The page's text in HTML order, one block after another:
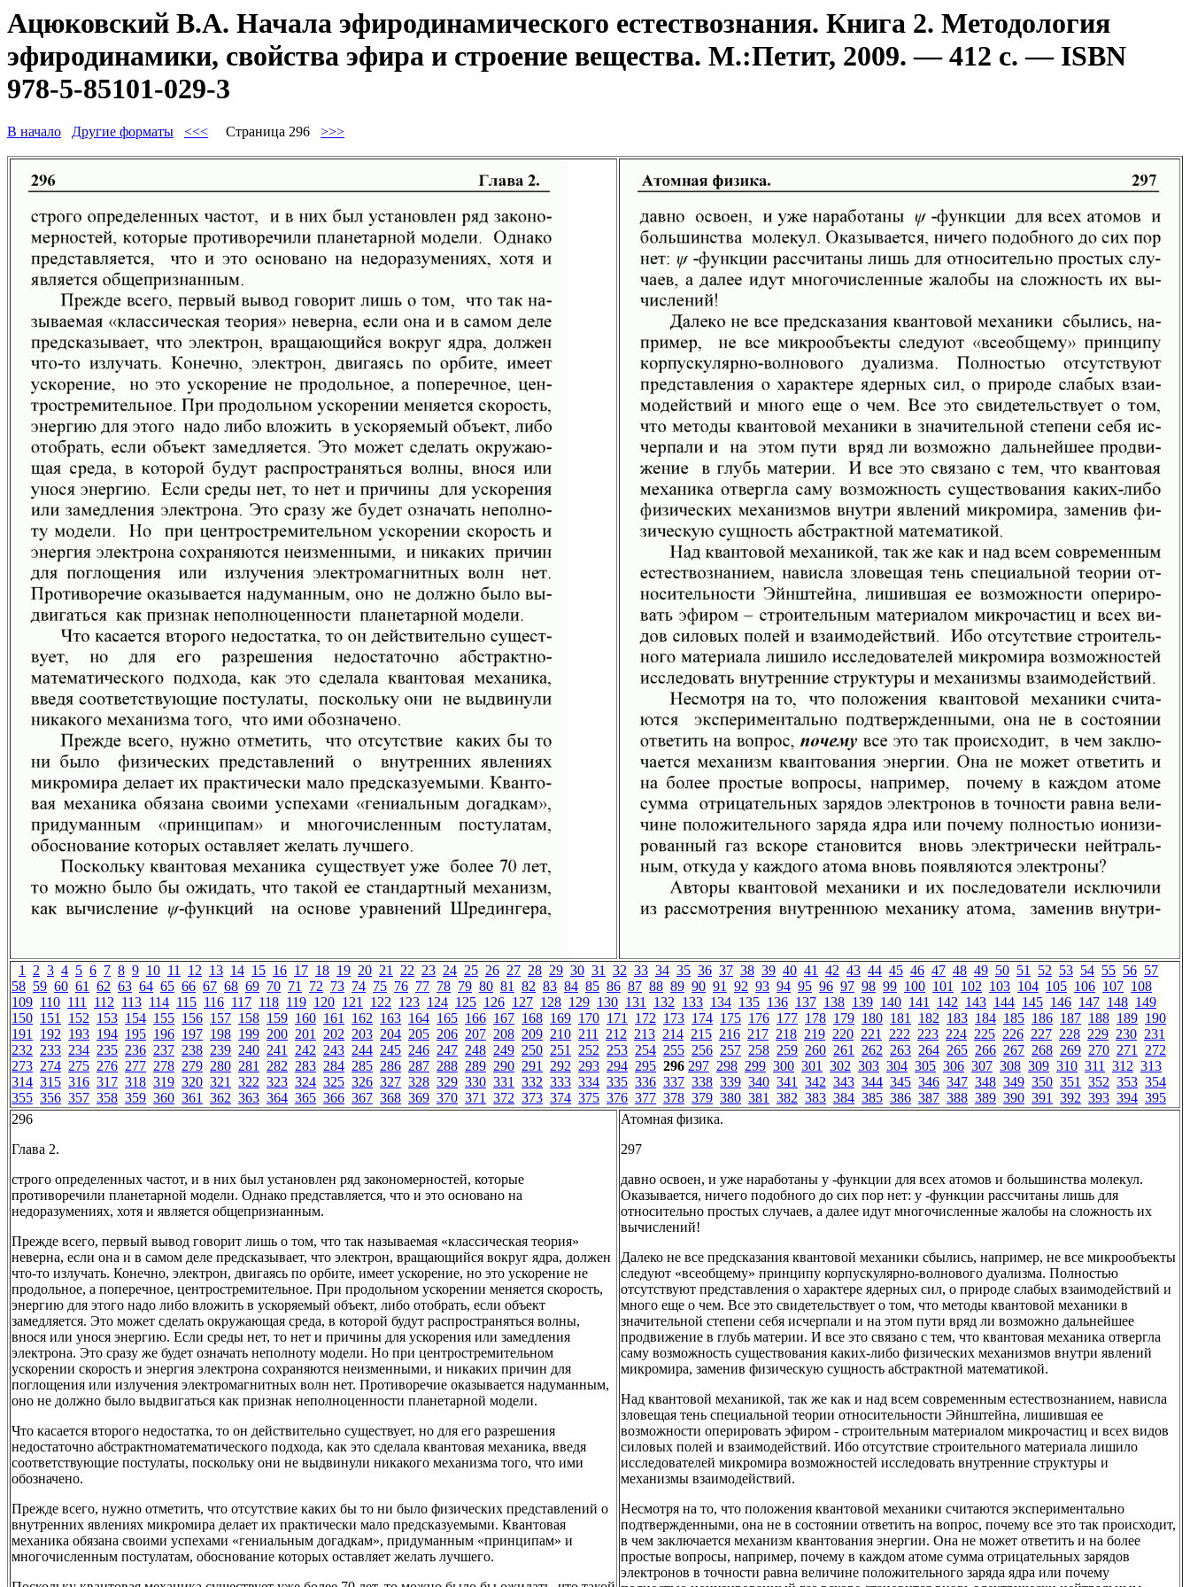
Ацюковский В.А. Начала эфиродинамического естествознания. Книга 2. Методология
эфиродинамики, свойства эфира и строение вещества. М.:Петит, 2009. — 412 с. — ISBN
978-5-85101-029-3
В начало Другие форматы <<< Страница 296 >>>
1 2 3 4 5 6 7 8 9 10 11 12 13 14 15 16 17 18 19 20 21 22 23 24 25 26 27 28 29 30 31 32 33 34 35 36 37 38 39 40 41 42 43 44 45 46 47 48 49 50 51 52 53 54 55 56 57
58 59 60 61 62 63 64 65 66 67 68 69 70 71 72 73 74 75 76 77 78 79 80 81 82 83 84 85 86 87 88 89 90 91 92 93 94 95 96 97 98 99 100 101 102 103 104 105 106 107 108
109 110 111 112 113 114 115 116 117 118 119 120 121 122 123 124 125 126 127 128 129 130 131 132 133 134 135 136 137 138 139 140 141 142 143 144 145 146 147 148 149
150 151 152 153 154 155 156 157 158 159 160 161 162 163 164 165 166 167 168 169 170 171 172 173 174 175 176 177 178 179 180 181 182 183 184 185 186 187 188 189 190
191 192 193 194 195 196 197 198 199 200 201 202 203 204 205 206 207 208 209 210 211 212 213 214 215 216 217 218 219 220 221 222 223 224 225 226 227 228 229 230 231
232 233 234 235 236 237 238 239 240 241 242 243 244 245 246 247 248 249 250 251 252 253 254 255 256 257 258 259 260 261 262 263 264 265 266 267 268 269 270 271 272
273 274 275 276 277 278 279 280 281 282 283 284 285 286 287 288 289 290 291 292 293 294 295 296 297 298 299 300 301 302 303 304 305 306 307 308 309 310 311 312 313
314 315 316 317 318 319 320 321 322 323 324 325 326 327 328 329 330 331 332 333 334 335 336 337 338 339 340 341 342 343 344 345 346 347 348 349 350 351 352 353 354
355 356 357 358 359 360 361 362 363 364 365 366 367 368 369 370 371 372 373 374 375 376 377 378 379 380 381 382 383 384 385 386 387 388 389 390 391 392 393 394 395
296
Глава 2.
строго определенных частот, и в них был установлен ряд закономерностей, которые
противоречили планетарной модели. Однако представляется, что и это основано на
недоразумениях, хотя и является общепризнанным.
Прежде всего, первый вывод говорит лишь о том, что так называемая «классическая теория»
неверна, если она и в самом деле предсказывает, что электрон, вращающийся вокруг ядра, должен
что-то излучать. Конечно, электрон, двигаясь по орбите, имеет ускорение, но это ускорение не
продольное, а поперечное, центростремительное. При продольном ускорении меняется скорость,
энергию для этого надо либо вложить в ускоряемый объект, либо отобрать, если объект
замедляется. Это может сделать окружающая среда, в которой будут распространяться волны,
внося или унося энергию. Если среды нет, то нет и причины для ускорения или замедления
электрона. Это сразу же будет означать неполноту модели. Но при центростремительном
ускорении скорость и энергия электрона сохраняются неизменными, и никаких причин для
поглощения или излучения электромагнитных волн нет. Противоречие оказывается надуманным,
оно не должно было выдвигаться как признак неполноценности планетарной модели.
Что касается второго недостатка, то он действительно существует, но для его разрешения
недостаточно абстрактноматематического подхода, как это сделала квантовая механика, введя
соответствующие постулаты, поскольку они не выдвинули никакого механизма того, что ими
обозначено.
Прежде всего, нужно отметить, что отсутствие каких бы то ни было физических представлений о
внутренних явлениях микромира делает их практически мало предсказуемыми. Квантовая
механика обязана своими успехами «гениальным догадкам», придуманным «принципам» и
многочисленным постулатам, обоснование которых оставляет желать лучшего.
Атомная физика.
297
давно освоен, и уже наработаны у -функции для всех атомов и большинства молекул.
Оказывается, ничего подобного до сих пор нет: у -функции рассчитаны лишь для
относительно простых случаев, а далее идут многочисленные жалобы на сложность их
вычислений!
Далеко не все предсказания квантовой механики сбылись, например, не все микрообъекты
следуют «всеобщему» принципу корпускулярно-волнового дуализма. Полностью
отсутствуют представления о характере ядерных сил, о природе слабых взаимодействий и
много еще о чем. Все это свидетельствует о том, что методы квантовой механики в
значительной степени себя исчерпали и на этом пути вряд ли возможно дальнейшее
продвижение в глубь материи. И все это связано с тем, что квантовая механика отвергла
саму возможность существования каких-либо физических механизмов внутри явлений
микромира, заменив физическую сущность абстрактной математикой.
Над квантовой механикой, так же как и над всем современным естествознанием, нависла
зловещая тень специальной теории относительности Эйнштейна, лишившая ее
возможности оперировать эфиром - строительным материалом микрочастиц и всех видов
силовых полей и взаимодействий. Ибо отсутствие строительного материала лишило
исследователей микромира возможностей исследовать внутренние структуры и
механизмы взаимодействий.
Несмотря на то, что положения квантовой механики считаются экспериментально
подтвержденными, она не в состоянии ответить на вопрос, почему все это так происходит,
в чем заключается механизм квантования энергии. Она не может ответить и на более
простые вопросы, например, почему в каждом атоме сумма отрицательных зарядов
электронов в точности равна величине положительного заряда ядра или почему